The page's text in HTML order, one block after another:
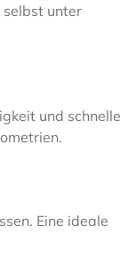
selbst unter
und schnelle
Eine ideale